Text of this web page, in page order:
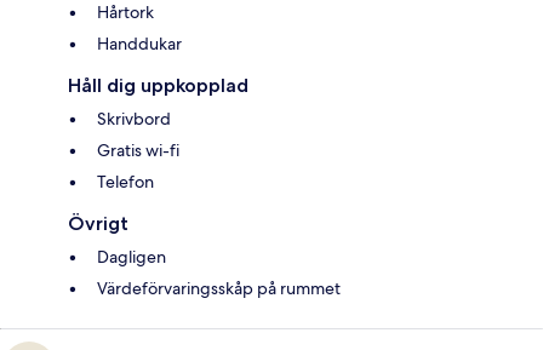
Hårtork
Handdukar
Håll dig uppkopplad
Skrivbord
Gratis wi-fi
Telefon
Övrigt
Dagligen
Värdeförvaringsskåp på rummet